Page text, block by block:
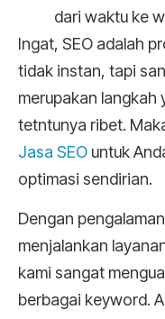
dari waktu ke
Ingat, SEO adalah
tidak instan, tapi
merupakan langkah
tetntunya ribet.
Jasa SEO untuk
optimasi sendirian.
Dengan
menjalankan
kami sangat
berbagai keyword.